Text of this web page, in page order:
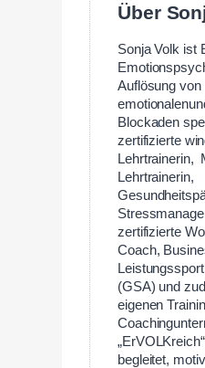
Über
Sonja Volk ist
Auflösung von
Blockaden
zertifizierte
Lehrtrainerin,
Lehrtrainerin,
zertifizierte
Coach,
(GSA) und
eigenen
begleitet,